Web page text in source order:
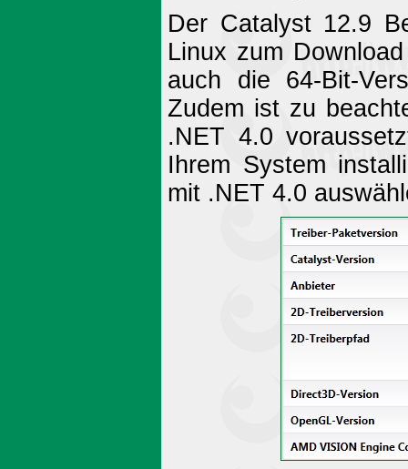
Der Catalyst 12.9
Linux zum
auch die 64-Bit-
Zudem ist zu
.NET 4.0
Ihrem System
mit .NET 4.0